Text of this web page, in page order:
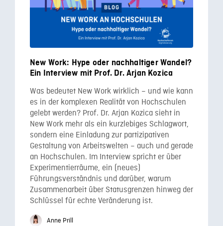
New Work: Hype oder nachhaltiger Wandel?
Ein Interview mit Prof. Dr. Arjan Kozica
Was bedeutet New Work wirklich – und wie kann
es in der komplexen Realität von Hochschulen
gelebt werden? Prof. Dr. Arjan Kozica sieht in
New Work mehr als ein kurzlebiges Schlagwort,
sondern eine Einladung zur partizipativen
Gestaltung von Arbeitswelten – auch und gerade
an Hochschulen. Im Interview spricht er über
Experimentierräume, ein (neues)
Führungsverständnis und darüber, warum
Zusammenarbeit über Statusgrenzen hinweg der
Schlüssel für echte Veränderung ist.
Anne Prill